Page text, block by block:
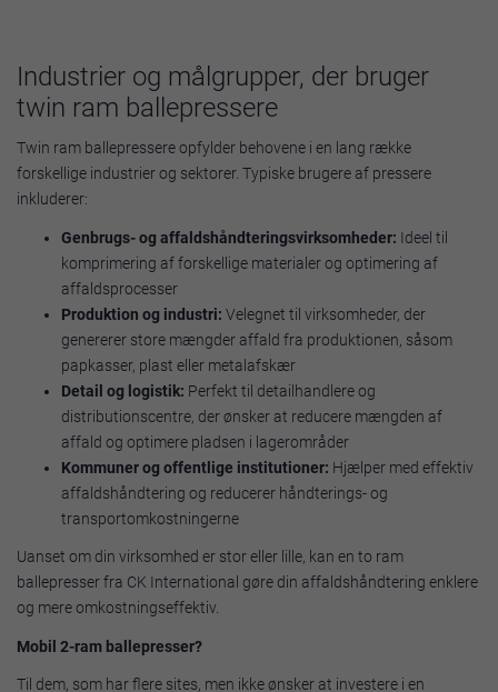
Industrier og målgrupper, der bruger
twin ram ballepressere
Twin ram ballepressere opfylder behovene i en lang række
forskellige industrier og sektorer. Typiske brugere af pressere
inkluderer:
Genbrugs- og affaldshåndteringsvirksomheder: Ideel til
komprimering af forskellige materialer og optimering af
affaldsprocesser
Produktion og industri: Velegnet til virksomheder, der
genererer store mængder affald fra produktionen, såsom
papkasser, plast eller metalafskær
Detail og logistik: Perfekt til detailhandlere og
distributionscentre, der ønsker at reducere mængden af
affald og optimere pladsen i lagerområder
Kommuner og offentlige institutioner: Hjælper med effektiv
affaldshåndtering og reducerer håndterings- og
transportomkostningerne
Uanset om din virksomhed er stor eller lille, kan en to ram
ballepresser fra CK International gøre din affaldshåndtering enklere
og mere omkostningseffektiv.
Mobil 2-ram ballepresser?
Til dem, som har flere sites, men ikke ønsker at investere i en